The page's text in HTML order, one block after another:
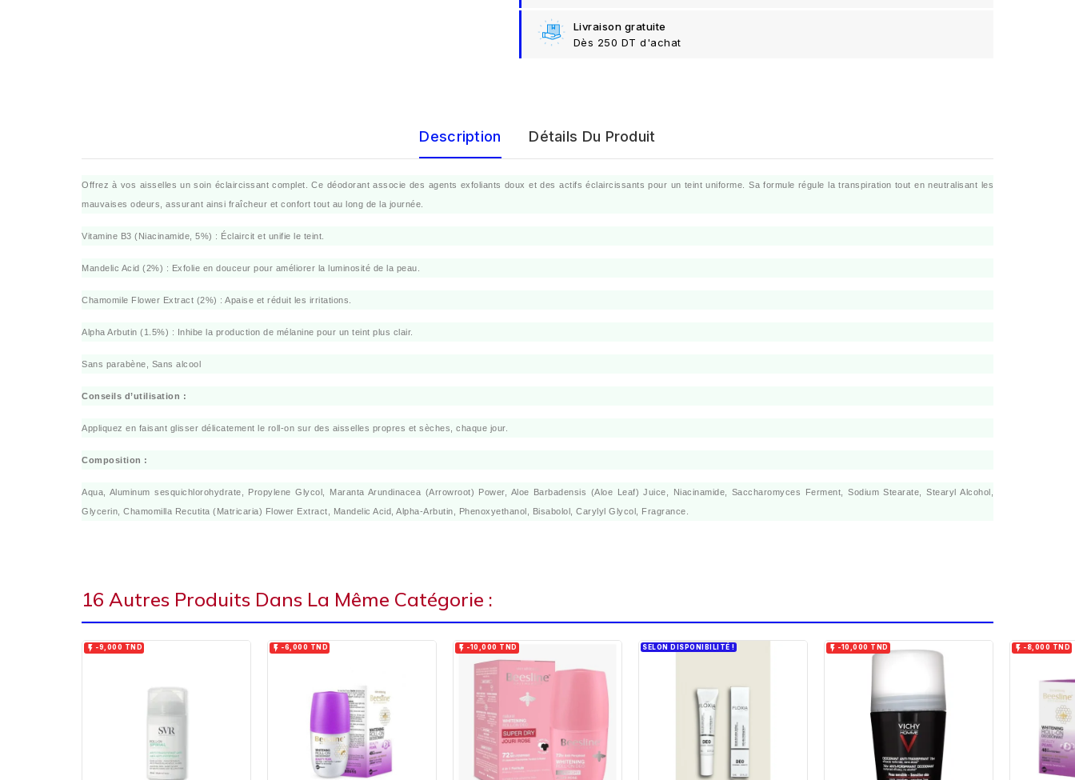
Livraison gratuite
Dès 250 DT d'achat
Description Détails Du Produit
Offrez à vos aisselles un soin éclaircissant complet. Ce déodorant associe des agents exfoliants doux et des actifs éclaircissants pour un teint uniforme. Sa formule régule la transpiration tout en neutralisant les
mauvaises odeurs, assurant ainsi fraîcheur et confort tout au long de la journée.
Vitamine B3 (Niacinamide, 5%) : Éclaircit et unifie le teint.
Mandelic Acid (2%) : Exfolie en douceur pour améliorer la luminosité de la peau.
Chamomile Flower Extract (2%) : Apaise et réduit les irritations.
Alpha Arbutin (1.5%) : Inhibe la production de mélanine pour un teint plus clair.
Sans parabène, Sans alcool
Conseils d’utilisation :
Appliquez en faisant glisser délicatement le roll-on sur des aisselles propres et sèches, chaque jour.
Composition :
Aqua, Aluminum sesquichlorohydrate, Propylene Glycol, Maranta Arundinacea (Arrowroot) Power, Aloe Barbadensis (Aloe Leaf) Juice, Niacinamide, Saccharomyces Ferment, Sodium Stearate, Stearyl Alcohol,
Glycerin, Chamomilla Recutita (Matricaria) Flower Extract, Mandelic Acid, Alpha-Arbutin, Phenoxyethanol, Bisabolol, Carylyl Glycol, Fragrance.
16 Autres Produits Dans La Même Catégorie :
 -9,000 TND  -6,000 TND  -10,000 TND SELON DISPONIBILITÉ !  -10,000 TND  -8,000 TND